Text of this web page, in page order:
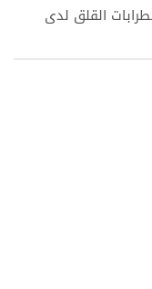
القلق لدى